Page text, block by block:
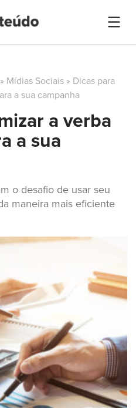
» Mídias Sociais » Dicas para
a sua campanha
a verba
a sua
o desafio de usar seu
maneira mais eficiente